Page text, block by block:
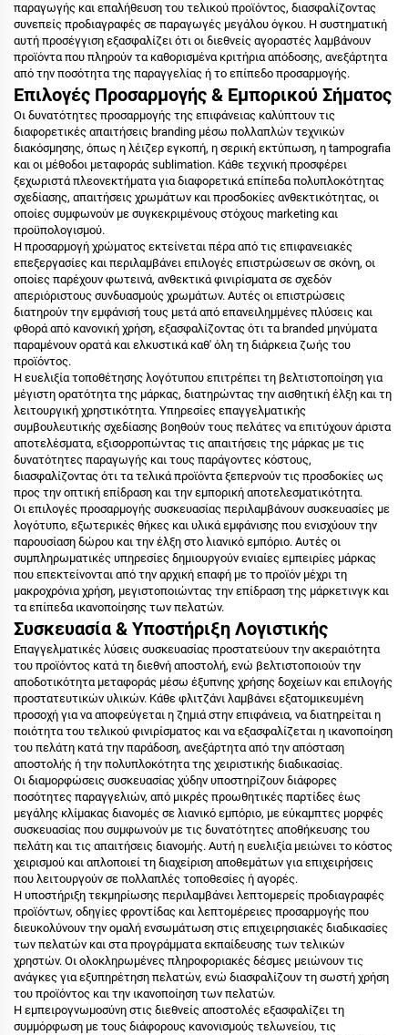
παραγωγής και επαλήθευση του τελικού προϊόντος, διασφαλίζοντας
συνεπείς προδιαγραφές σε παραγωγές μεγάλου όγκου. Η συστηματική
αυτή προσέγγιση εξασφαλίζει ότι οι διεθνείς αγοραστές λαμβάνουν
προϊόντα που πληρούν τα καθορισμένα κριτήρια απόδοσης, ανεξάρτητα
από την ποσότητα της παραγγελίας ή το επίπεδο προσαρμογής.
Επιλογές Προσαρμογής & Εμπορικού Σήματος
Οι δυνατότητες προσαρμογής της επιφάνειας καλύπτουν τις
διαφορετικές απαιτήσεις branding μέσω πολλαπλών τεχνικών
διακόσμησης, όπως η λέιζερ εγκοπή, η σερική εκτύπωση, η tampografia
και οι μέθοδοι μεταφοράς sublimation. Κάθε τεχνική προσφέρει
ξεχωριστά πλεονεκτήματα για διαφορετικά επίπεδα πολυπλοκότητας
σχεδίασης, απαιτήσεις χρωμάτων και προσδοκίες ανθεκτικότητας, οι
οποίες συμφωνούν με συγκεκριμένους στόχους marketing και
προϋπολογισμού.
Η προσαρμογή χρώματος εκτείνεται πέρα από τις επιφανειακές
επεξεργασίες και περιλαμβάνει επιλογές επιστρώσεων σε σκόνη, οι
οποίες παρέχουν φωτεινά, ανθεκτικά φινιρίσματα σε σχεδόν
απεριόριστους συνδυασμούς χρωμάτων. Αυτές οι επιστρώσεις
διατηρούν την εμφάνισή τους μετά από επανειλημμένες πλύσεις και
φθορά από κανονική χρήση, εξασφαλίζοντας ότι τα branded μηνύματα
παραμένουν ορατά και ελκυστικά καθ' όλη τη διάρκεια ζωής του
προϊόντος.
Η ευελιξία τοποθέτησης λογότυπου επιτρέπει τη βελτιστοποίηση για
μέγιστη ορατότητα της μάρκας, διατηρώντας την αισθητική έλξη και τη
λειτουργική χρηστικότητα. Υπηρεσίες επαγγελματικής
συμβουλευτικής σχεδίασης βοηθούν τους πελάτες να επιτύχουν άριστα
αποτελέσματα, εξισορροπώντας τις απαιτήσεις της μάρκας με τις
δυνατότητες παραγωγής και τους παράγοντες κόστους,
διασφαλίζοντας ότι τα τελικά προϊόντα ξεπερνούν τις προσδοκίες ως
προς την οπτική επίδραση και την εμπορική αποτελεσματικότητα.
Οι επιλογές προσαρμογής συσκευασίας περιλαμβάνουν συσκευασίες με
λογότυπο, εξωτερικές θήκες και υλικά εμφάνισης που ενισχύουν την
παρουσίαση δώρου και την έλξη στο λιανικό εμπόριο. Αυτές οι
συμπληρωματικές υπηρεσίες δημιουργούν ενιαίες εμπειρίες μάρκας
που επεκτείνονται από την αρχική επαφή με το προϊόν μέχρι τη
μακροχρόνια χρήση, μεγιστοποιώντας την επίδραση της μάρκετινγκ και
τα επίπεδα ικανοποίησης των πελατών.
Συσκευασία & Υποστήριξη Λογιστικής
Επαγγελματικές λύσεις συσκευασίας προστατεύουν την ακεραιότητα
του προϊόντος κατά τη διεθνή αποστολή, ενώ βελτιστοποιούν την
αποδοτικότητα μεταφοράς μέσω έξυπνης χρήσης δοχείων και επιλογής
προστατευτικών υλικών. Κάθε φλιτζάνι λαμβάνει εξατομικευμένη
προσοχή για να αποφεύγεται η ζημιά στην επιφάνεια, να διατηρείται η
ποιότητα του τελικού φινιρίσματος και να εξασφαλίζεται η ικανοποίηση
του πελάτη κατά την παράδοση, ανεξάρτητα από την απόσταση
αποστολής ή την πολυπλοκότητα της χειριστικής διαδικασίας.
Οι διαμορφώσεις συσκευασίας χύδην υποστηρίζουν διάφορες
ποσότητες παραγγελιών, από μικρές προωθητικές παρτίδες έως
μεγάλης κλίμακας διανομές σε λιανικό εμπόριο, με εύκαμπτες μορφές
συσκευασίας που συμφωνούν με τις δυνατότητες αποθήκευσης του
πελάτη και τις απαιτήσεις διανομής. Αυτή η ευελιξία μειώνει το κόστος
χειρισμού και απλοποιεί τη διαχείριση αποθεμάτων για επιχειρήσεις
που λειτουργούν σε πολλαπλές τοποθεσίες ή αγορές.
Η υποστήριξη τεκμηρίωσης περιλαμβάνει λεπτομερείς προδιαγραφές
προϊόντων, οδηγίες φροντίδας και λεπτομέρειες προσαρμογής που
διευκολύνουν την ομαλή ενσωμάτωση στις επιχειρησιακές διαδικασίες
των πελατών και στα προγράμματα εκπαίδευσης των τελικών
χρηστών. Οι ολοκληρωμένες πληροφοριακές δέσμες μειώνουν τις
ανάγκες για εξυπηρέτηση πελατών, ενώ διασφαλίζουν τη σωστή χρήση
του προϊόντος και την ικανοποίηση των πελατών.
Η εμπειρογνωμοσύνη στις διεθνείς αποστολές εξασφαλίζει τη
συμμόρφωση με τους διάφορους κανονισμούς τελωνείου, τις